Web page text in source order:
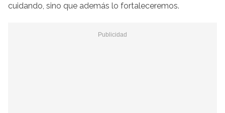
cuidando, sino que además lo fortaleceremos.